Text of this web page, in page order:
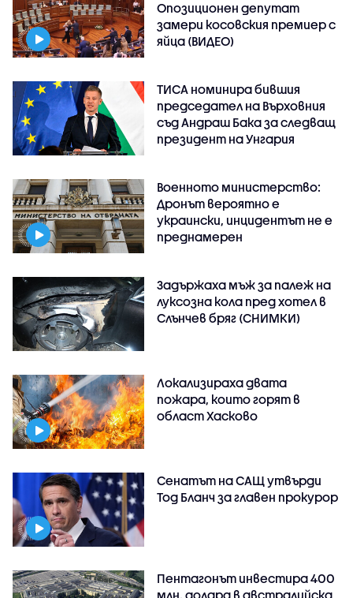
Опозиционен депутат
замери косовския премиер с
яйца (ВИДЕО)
ТИСА номинира бившия
председател на Върховния
съд Андраш Бака за следващ
президент на Унгария
Военното министерство:
Дронът вероятно е
украински, инцидентът не е
преднамерен
Задържаха мъж за палеж на
луксозна кола пред хотел в
Слънчев бряг (СНИМКИ)
Локализираха двата
пожара, които горят в
област Хасково
Сенатът на САЩ утвърди
Тод Бланч за главен прокурор
Пентагонът инвестира 400
млн. долара в австралийска